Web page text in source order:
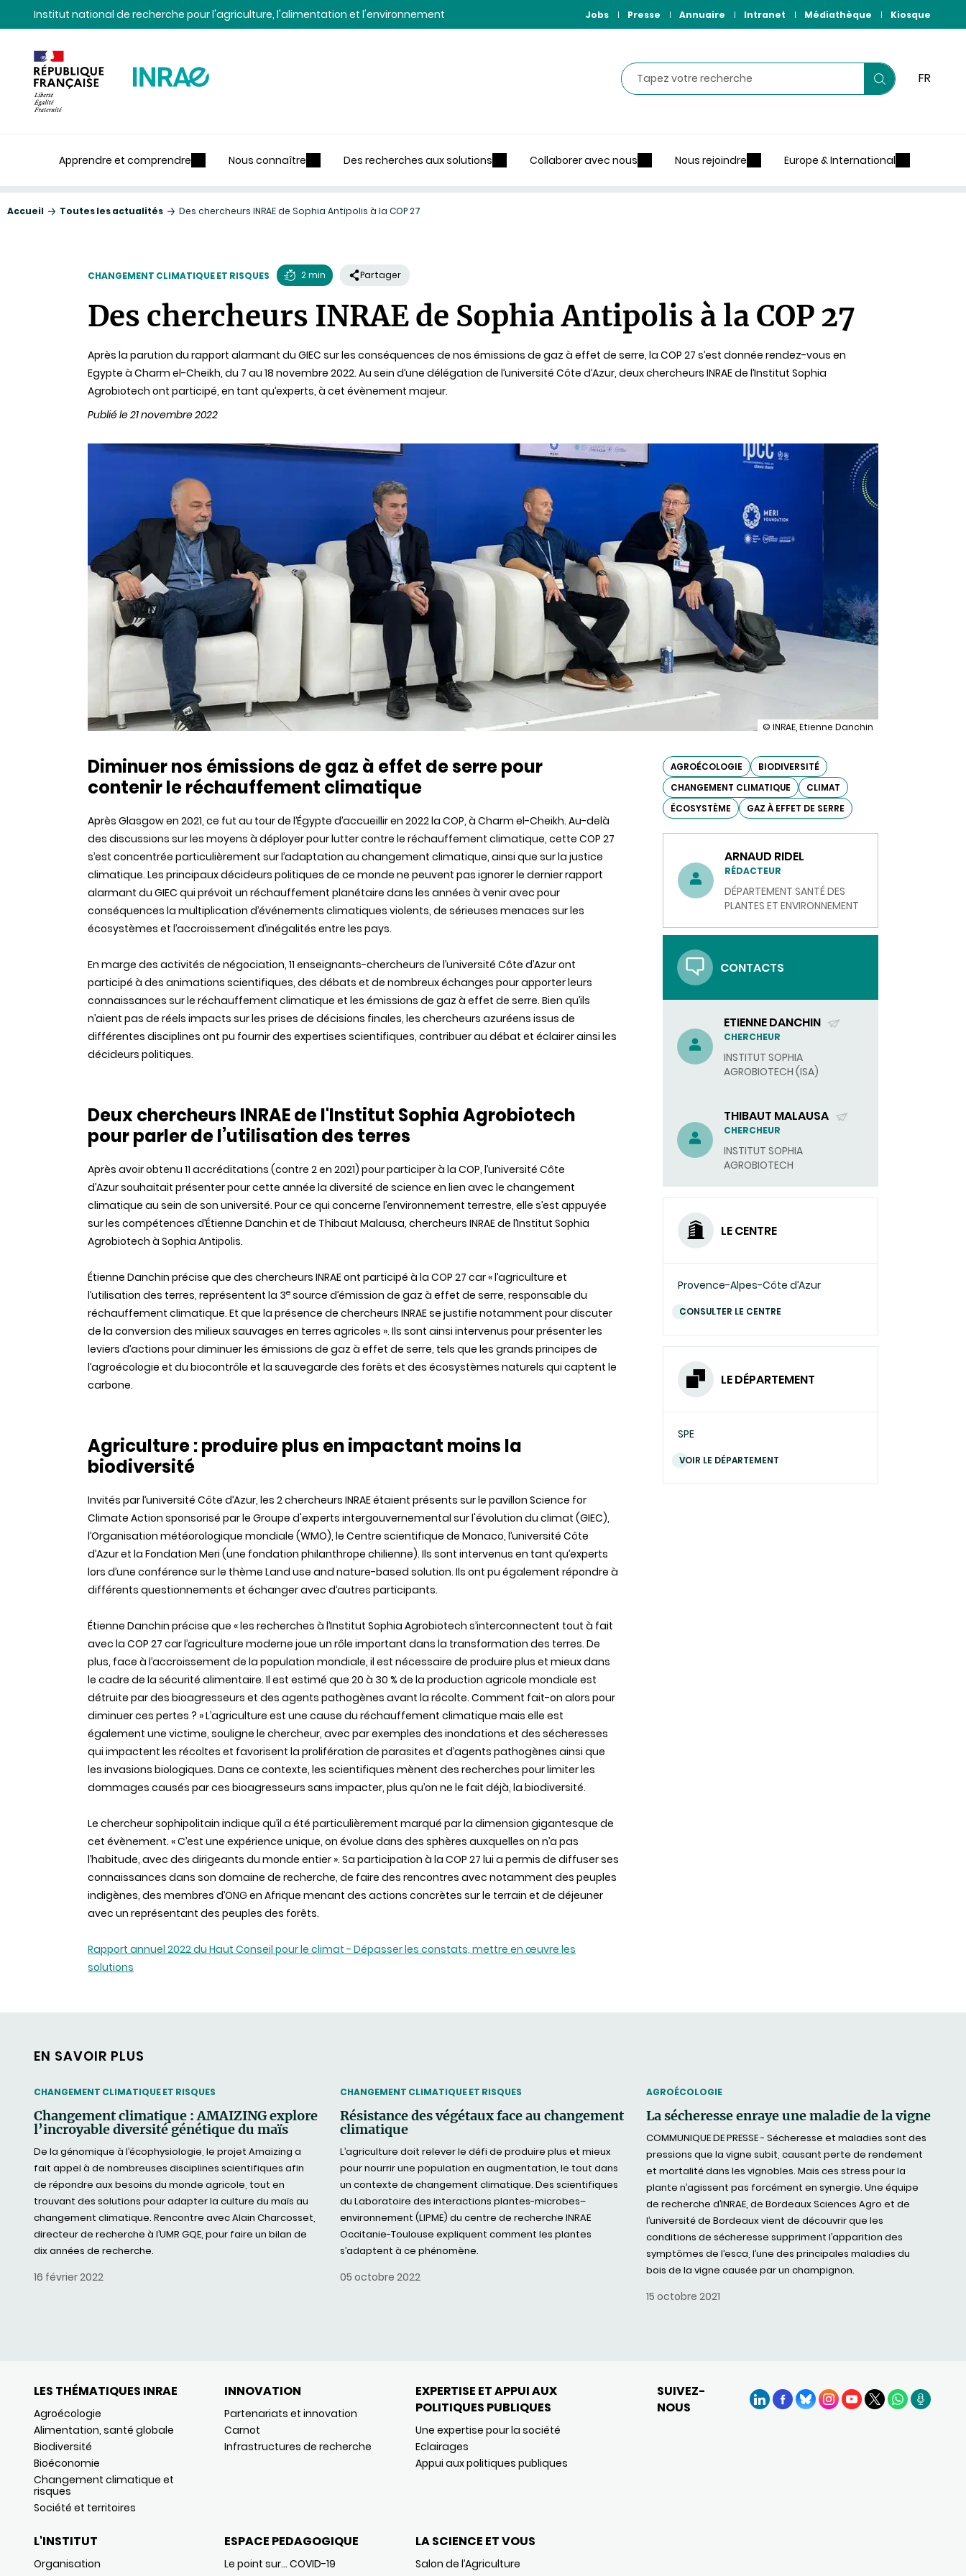
Contenu
Recherche
NavigationInstitut national de recherche pour l'agriculture, l'alimentation et l'environnement Jobs Presse Annuaire Intranet Médiathèque Kiosque
Rechercher
Lancer
FR
Apprendre et comprendre Nous connaître Des recherches aux solutions Collaborer avec nous Nous rejoindre Europe & International
Accueil Toutes les actualités Des chercheurs INRAE de Sophia Antipolis à la COP 27
CHANGEMENT CLIMATIQUE ET RISQUES
de
2 min Partager
Des chercheurs INRAE de Sophia Antipolis à la COP 27
Après la parution du rapport alarmant du GIEC sur les conséquences de nos émissions de gaz à effet de serre, la COP 27 s’est donnée rendez-vous en
Egypte à Charm el-Cheikh, du 7 au 18 novembre 2022. Au sein d’une délégation de l’université Côte d’Azur, deux chercheurs INRAE de l’Institut Sophia
Agrobiotech ont participé, en tant qu’experts, à cet évènement majeur.
Publié le 21 novembre 2022
illustration
INRAE
de
Sophia
Antipolis
à
COP
© INRAE, Etienne Danchin
Diminuer nos émissions de gaz à effet de serre pour
contenir le réchauffement climatique
Après Glasgow en 2021, ce fut au tour de l’Égypte d’accueillir en 2022 la COP, à Charm el-Cheikh. Au-delà
des discussions sur les moyens à déployer pour lutter contre le réchauffement climatique, cette COP 27
s’est concentrée particulièrement sur l’adaptation au changement climatique, ainsi que sur la justice
climatique. Les principaux décideurs politiques de ce monde ne peuvent pas ignorer le dernier rapport
alarmant du GIEC qui prévoit un réchauffement planétaire dans les années à venir avec pour
conséquences la multiplication d’événements climatiques violents, de sérieuses menaces sur les
écosystèmes et l’accroissement d’inégalités entre les pays.
En marge des activités de négociation, 11 enseignants-chercheurs de l’université Côte d’Azur ont
participé à des animations scientifiques, des débats et de nombreux échanges pour apporter leurs
connaissances sur le réchauffement climatique et les émissions de gaz à effet de serre. Bien qu’ils
n’aient pas de réels impacts sur les prises de décisions finales, les chercheurs azuréens issus de
différentes disciplines ont pu fournir des expertises scientifiques, contribuer au débat et éclairer ainsi les
décideurs politiques.
Deux chercheurs INRAE de l'Institut Sophia Agrobiotech
pour parler de l’utilisation des terres
Après avoir obtenu 11 accréditations (contre 2 en 2021) pour participer à la COP, l’université Côte
d’Azur souhaitait présenter pour cette année la diversité de science en lien avec le changement
climatique au sein de son université. Pour ce qui concerne l’environnement terrestre, elle s’est appuyée
sur les compétences d’Étienne Danchin et de Thibaut Malausa, chercheurs INRAE de l’Institut Sophia
Agrobiotech à Sophia Antipolis.
Étienne Danchin précise que des chercheurs INRAE ont participé à la COP 27 car « l’agriculture et
l’utilisation des terres, représentent la 3e source d’émission de gaz à effet de serre, responsable du
réchauffement climatique. Et que la présence de chercheurs INRAE se justifie notamment pour discuter
de la conversion des milieux sauvages en terres agricoles ». Ils sont ainsi intervenus pour présenter les
leviers d’actions pour diminuer les émissions de gaz à effet de serre, tels que les grands principes de
l’agroécologie et du biocontrôle et la sauvegarde des forêts et des écosystèmes naturels qui captent le
carbone.
Agriculture : produire plus en impactant moins la
biodiversité
Invités par l’université Côte d’Azur, les 2 chercheurs INRAE étaient présents sur le pavillon Science for
Climate Action sponsorisé par le Groupe d'experts intergouvernemental sur l'évolution du climat (GIEC),
l’Organisation météorologique mondiale (WMO), le Centre scientifique de Monaco, l’université Côte
d’Azur et la Fondation Meri (une fondation philanthrope chilienne). Ils sont intervenus en tant qu’experts
lors d’une conférence sur le thème Land use and nature-based solution. Ils ont pu également répondre à
différents questionnements et échanger avec d’autres participants.
Étienne Danchin précise que « les recherches à l’Institut Sophia Agrobiotech s’interconnectent tout à fait
avec la COP 27 car l’agriculture moderne joue un rôle important dans la transformation des terres. De
plus, face à l’accroissement de la population mondiale, il est nécessaire de produire plus et mieux dans
le cadre de la sécurité alimentaire. Il est estimé que 20 à 30 % de la production agricole mondiale est
détruite par des bioagresseurs et des agents pathogènes avant la récolte. Comment fait-on alors pour
diminuer ces pertes ? » L’agriculture est une cause du réchauffement climatique mais elle est
également une victime, souligne le chercheur, avec par exemples des inondations et des sécheresses
qui impactent les récoltes et favorisent la prolifération de parasites et d’agents pathogènes ainsi que
les invasions biologiques. Dans ce contexte, les scientifiques mènent des recherches pour limiter les
dommages causés par ces bioagresseurs sans impacter, plus qu’on ne le fait déjà, la biodiversité.
Le chercheur sophipolitain indique qu’il a été particulièrement marqué par la dimension gigantesque de
cet évènement. « C’est une expérience unique, on évolue dans des sphères auxquelles on n’a pas
l’habitude, avec des dirigeants du monde entier ». Sa participation à la COP 27 lui a permis de diffuser ses
connaissances dans son domaine de recherche, de faire des rencontres avec notamment des peuples
indigènes, des membres d’ONG en Afrique menant des actions concrètes sur le terrain et de déjeuner
avec un représentant des peuples des forêts.
Rapport annuel 2022 du Haut Conseil pour le climat - Dépasser les constats, mettre en œuvre les
solutions
AGROÉCOLOGIE
BIODIVERSITÉ
CHANGEMENT CLIMATIQUE
CLIMAT
ÉCOSYSTÈME
GAZ À EFFET DE SERRE
ARNAUD RIDEL
RÉDACTEUR
DÉPARTEMENT SANTÉ DES
PLANTES ET ENVIRONNEMENT
CONTACTS
ETIENNE DANCHIN
(ENVOYER
UN
COURRIEL)
CHERCHEUR
INSTITUT SOPHIA
AGROBIOTECH (ISA)
THIBAUT MALAUSA
(ENVOYER
UN
COURRIEL)
CHERCHEUR
INSTITUT SOPHIA
AGROBIOTECH
LE CENTRE
Provence-Alpes-Côte d’Azur
CONSULTER LE CENTRE
LE DÉPARTEMENT
SPE
VOIR LE DÉPARTEMENT
EN SAVOIR PLUS
THEMATIC
CHANGEMENT CLIMATIQUE ET RISQUES
Changement climatique : AMAIZING explore
l’incroyable diversité génétique du maïs
De la génomique à l’écophysiologie, le projet Amaizing a
fait appel à de nombreuses disciplines scientifiques afin
de répondre aux besoins du monde agricole, tout en
trouvant des solutions pour adapter la culture du maïs au
changement climatique. Rencontre avec Alain Charcosset,
directeur de recherche à l’UMR GQE, pour faire un bilan de
dix années de recherche.
16 février 2022
THEMATIC
CHANGEMENT CLIMATIQUE ET RISQUES
Résistance des végétaux face au changement
climatique
L’agriculture doit relever le défi de produire plus et mieux
pour nourrir une population en augmentation, le tout dans
un contexte de changement climatique. Des scientifiques
du Laboratoire des interactions plantes-microbes–
environnement (LIPME) du centre de recherche INRAE
Occitanie-Toulouse expliquent comment les plantes
s’adaptent à ce phénomène.
05 octobre 2022
THEMATIC
AGROÉCOLOGIE
La sécheresse enraye une maladie de la vigne
COMMUNIQUE DE PRESSE - Sécheresse et maladies sont des
pressions que la vigne subit, causant perte de rendement
et mortalité dans les vignobles. Mais ces stress pour la
plante n’agissent pas forcément en synergie. Une équipe
de recherche d’INRAE, de Bordeaux Sciences Agro et de
l’université de Bordeaux vient de découvrir que les
conditions de sécheresse suppriment l’apparition des
symptômes de l’esca, l’une des principales maladies du
bois de la vigne causée par un champignon.
15 octobre 2021
LES THÉMATIQUES INRAE
Agroécologie
Alimentation, santé globale
Biodiversité
Bioéconomie
Changement climatique et
risques
Société et territoires
INNOVATION
Partenariats et innovation
Carnot
Infrastructures de recherche
EXPERTISE ET APPUI AUX
POLITIQUES PUBLIQUES
Une expertise pour la société
Eclairages
Appui aux politiques publiques
L'INSTITUT
Organisation
ESPACE PEDAGOGIQUE
Le point sur… COVID-19
LA SCIENCE ET VOUS
Salon de l’Agriculture
SUIVEZ-
NOUS
LinkedInFacebook
BlueSkyInstagram
YouTube
X WhatsApp
Podcasts